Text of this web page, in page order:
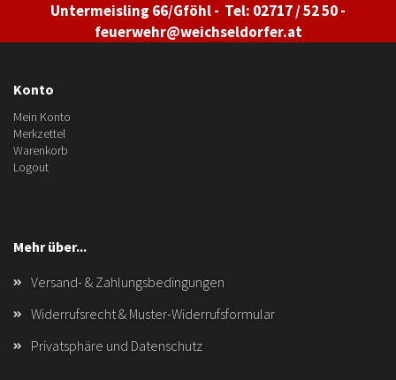
Untermeisling 66/Gföhl - Tel: 02717 / 52 50 -
feuerwehr@weichseldorfer.at
Konto
Mein Konto
Merkzettel
Warenkorb
Logout
Mehr über...
Versand- & Zahlungsbedingungen
Widerrufsrecht & Muster-Widerrufsformular
Privatsphäre und Datenschutz